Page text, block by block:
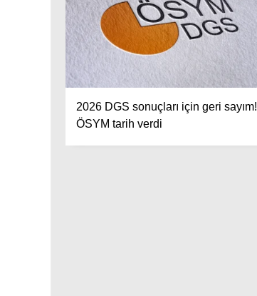
2026 DGS sonuçları için geri sayım!
ÖSYM tarih verdi